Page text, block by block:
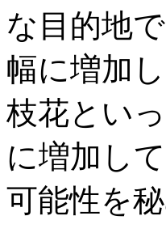
な目的地
幅に増加
枝花とい
に増加し
可能性を